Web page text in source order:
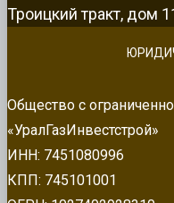
Троицкий тракт, дом
Общество с
«УралГазИнвестстрой»
ИНН: 7451080996
КПП: 745101001